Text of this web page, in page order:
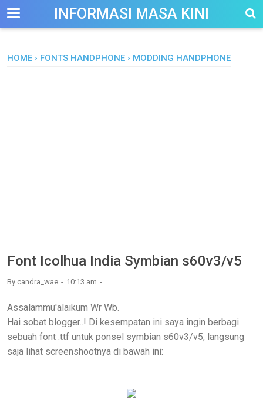
--> INFORMASI MASA KINI
HOME › FONTS HANDPHONE › MODDING HANDPHONE
Font Icolhua India Symbian s60v3/v5
By candra_wae 10:13 am
Assalammu'alaikum Wr Wb.
Hai sobat blogger..! Di kesempatan ini saya ingin berbagi
sebuah font .ttf untuk ponsel symbian s60v3/v5, langsung
saja lihat screenshootnya di bawah ini: